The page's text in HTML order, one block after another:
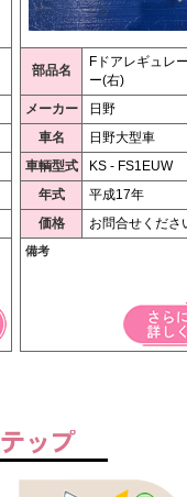
部品名
Fドアレギュレ
ー(右)
メーカー
日野
車名
日野大型車
車輌型式
KS - FS1EUW
年式
平成17年
価格
お問合せくださ
備考